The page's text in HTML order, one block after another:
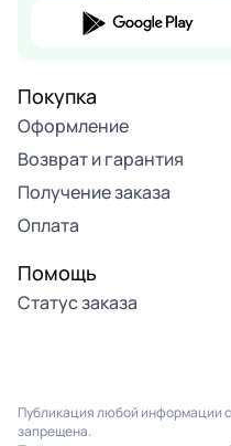
Покупка
Оформление
Возврат и гарантия
Получение заказа
Оплата
Помощь
Статус заказа
Публикация любой информации
запрещена.